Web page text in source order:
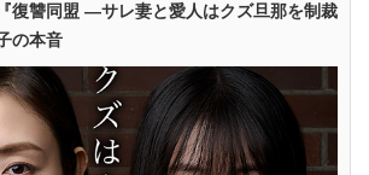
復讐同盟 —サレ妻と愛人はクズ旦那を制裁
の本音